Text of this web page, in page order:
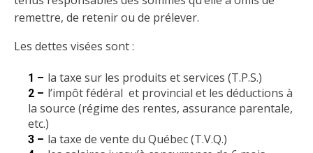
Déposer une plainte
Faire affaire avec un maître électricien
Comment choisir un entrepreneur électricien
dans
une
nouvelle
fenêtre
Quiz de la semaine
Avantages et privilèges
pour les membres
Ressources informationnelles
dans
une
nouvelle
fenêtre
informatifs
Demande de délivrance ou de modification d’une
licence d’entrepreneur
Mission et historique
Instances décisionnelles
Comités de la CMEQ
Le personnel de la CMEQ
dans
une
nouvelle
fenêtre
Centre d'expertise et de formation
À propos
Offre de formation de la CMEQ
remettre, de retenir ou de prélever.
Les dettes visées sont :
la taxe sur les produits et services (T.P.S.)
l’impôt fédéral et provincial et les déductions à
la source (régime des rentes, assurance parentale,
etc.)
la taxe de vente du Québec (T.V.Q.)